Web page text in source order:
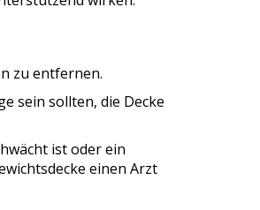
zu entfernen.
sein sollten, die Decke
ist oder ein
einen Arzt